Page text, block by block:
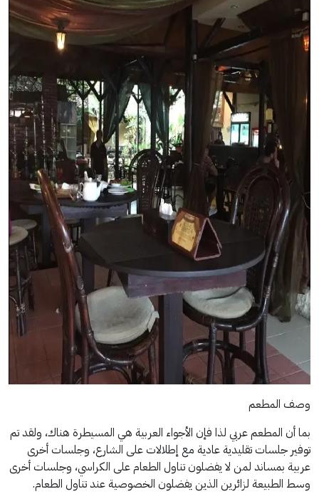
وصف المطعم
بما أن المطعم عربي لذا فإن الأجواء العربية هي المسيطرة هناك، ولقد تم
توفير جلسات تقليدية عادية مع إطلالات على الشارع، وجلسات أخرى
عربية بمساند لمن لا يفضلون تناول الطعام على الكراسي، وجلسات أخرى
وسط الطبيعة لزائرين الذين يفضلون الخصوصية عند تناول الطعام.